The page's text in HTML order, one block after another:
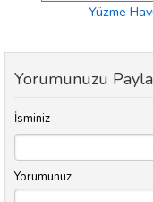
Yüzme
Yorumunuzu
İsminiz
Yorumunuz